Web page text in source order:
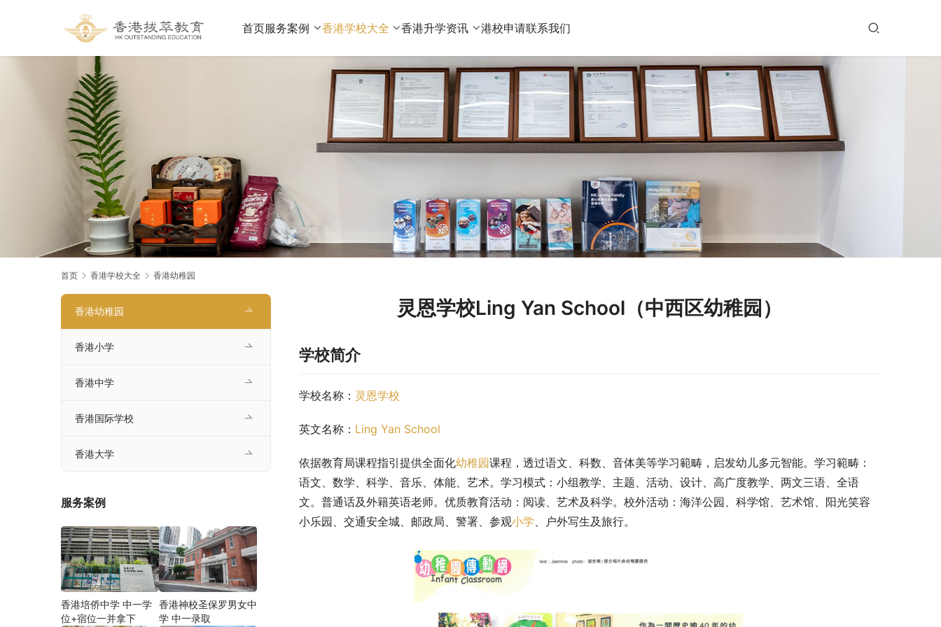
首页服务案例 香港学校大全 香港升学资讯 港校申请联系我们
首页 香港学校大全 香港幼稚园
灵恩学校Ling Yan School（中西区幼稚园）
学校简介
学校名称： 灵恩学校
英文名称： Ling Yan School
依据教育局课程指引提供全面化幼稚园课程，透过语文、科数、音体美等学习範畴，启发幼儿多元智能。学习範畴：
语文、数学、科学、音乐、体能、艺术。学习模式：小组教学、主题、活动、设计、高广度教学、两文三语、全语
文。普通话及外籍英语老师。优质教育活动：阅读、艺术及科学。校外活动：海洋公园、科学馆、艺术馆、阳光笑容
小乐园、交通安全城、邮政局、警署、参观小学、户外写生及旅行。
香港幼稚园
香港小学
香港中学
香港国际学校
香港大学
服务案例
香港培侨中学 中一学
位+宿位一并拿下
香港神校圣保罗男女中
学 中一录取